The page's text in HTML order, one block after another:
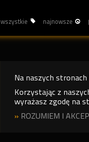
wszystkie najnowsze
Na naszych
Korzystając z
wyrażasz zgodę na
» ROZUMIEM I